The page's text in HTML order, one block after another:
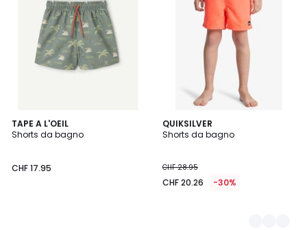
TAPE A L'OEIL
Shorts da bagno
CHF 17.95
QUIKSILVER
Shorts da bagno
CHF 28.95
CHF 20.26 -30%
2
Colori